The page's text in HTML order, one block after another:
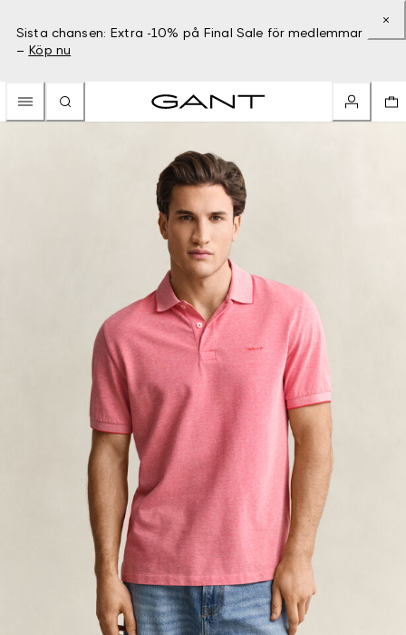
Sista chansen: Extra -10% på Final Sale för medlemmar
– Köp nu